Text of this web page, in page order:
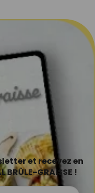
et recevez en
BRÛLE-GRAISSE !